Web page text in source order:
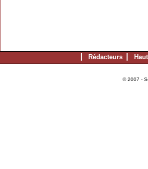
Rédacteurs
© 2007 -